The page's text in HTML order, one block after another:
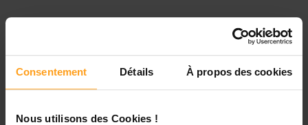
Consentement Détails À propos des cookies
Nous utilisons des Cookies !
Disponibilités